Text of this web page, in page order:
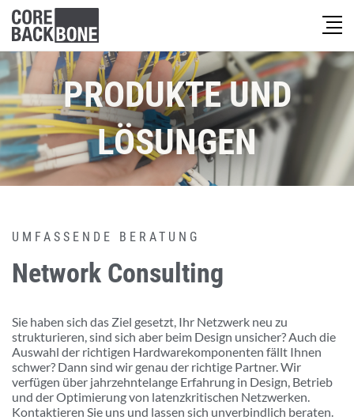
PRODUKTE UND
LÖSUNGEN
UMFASSENDE BERATUNG
Network Consulting
Sie haben sich das Ziel gesetzt, Ihr Netzwerk neu zu
strukturieren, sind sich aber beim Design unsicher? Auch die
Auswahl der richtigen Hardwarekomponenten fällt Ihnen
schwer? Dann sind wir genau der richtige Partner. Wir
verfügen über jahrzehntelange Erfahrung in Design, Betrieb
und der Optimierung von latenzkritischen Netzwerken.
Kontaktieren Sie uns und lassen sich unverbindlich beraten.